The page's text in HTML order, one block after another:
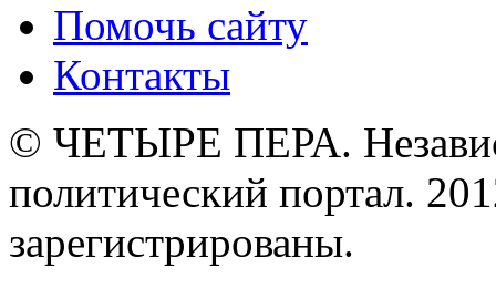
Помочь сайту
Контакты
© ЧЕТЫРЕ ПЕРА.
политический портал.
зарегистрированы.